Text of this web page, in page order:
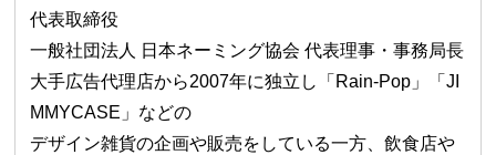
代表取締役
⼀般社団法⼈ ⽇本ネーミング協会 代表理事・事務局⻑
⼤⼿広告代理店から2007年に独⽴し「Rain-Pop」「JI
MMYCASE」などの
デザイン雑貨の企画や販売をしている⼀⽅、飲⾷店や